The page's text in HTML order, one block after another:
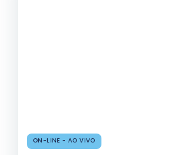
ON-LINE - AO VIVO